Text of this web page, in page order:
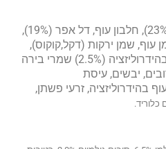
בשר עוף טרי (30%), אורז (23%), חלבון עוף, דל אפר (19%),
דגי ים (6%), שומן עוף, שמן ירקות (דקל,קוקוס),
ביצה יבשה, (2.5%), ג'לטין, בהידרוליזציה (2.5%) שמרי בירה
חרובים, יבשים, עיסת
בהידרוליזציה, זרעי פשתן,
כלוריד.